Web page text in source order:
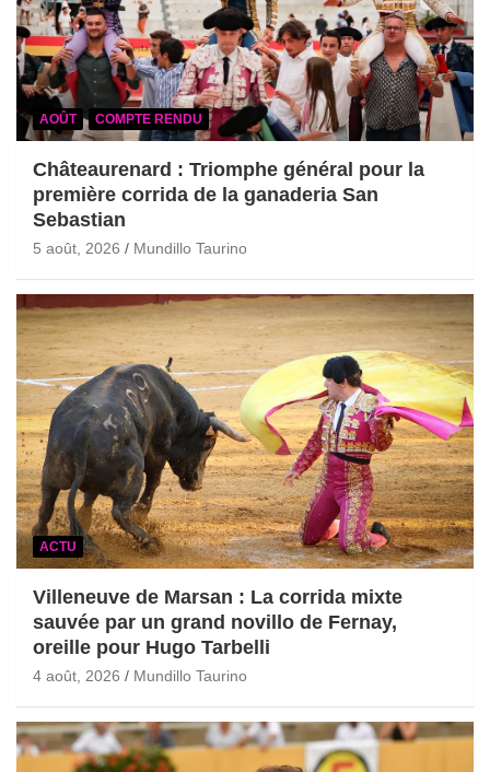
AOÛT COMPTE RENDU
Châteaurenard : Triomphe général pour la
première corrida de la ganaderia San
Sebastian
5 août, 2026 Mundillo Taurino
ACTU
Villeneuve de Marsan : La corrida mixte
sauvée par un grand novillo de Fernay,
oreille pour Hugo Tarbelli
4 août, 2026 Mundillo Taurino